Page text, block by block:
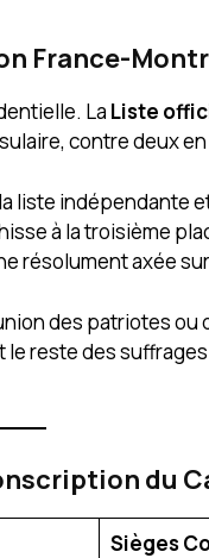
France-
La Liste
contre deux
liste indépendante
à la troisième
résolument axée
des patriotes
reste des
du
Sièges